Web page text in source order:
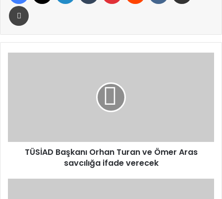
Yazdır
ifade
verecekTÜSİAD Başkanı Orhan Turan ve Ömer Aras
savcılığa ifade verecek